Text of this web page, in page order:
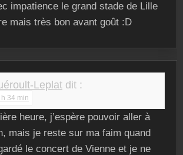
impatience le grand stade de Lille
mais très bon avant goût :D
Leplat dit :
34 min
heure, j’espère pouvoir aller à
mais je reste sur ma faim quand
le concert de Vienne et je ne